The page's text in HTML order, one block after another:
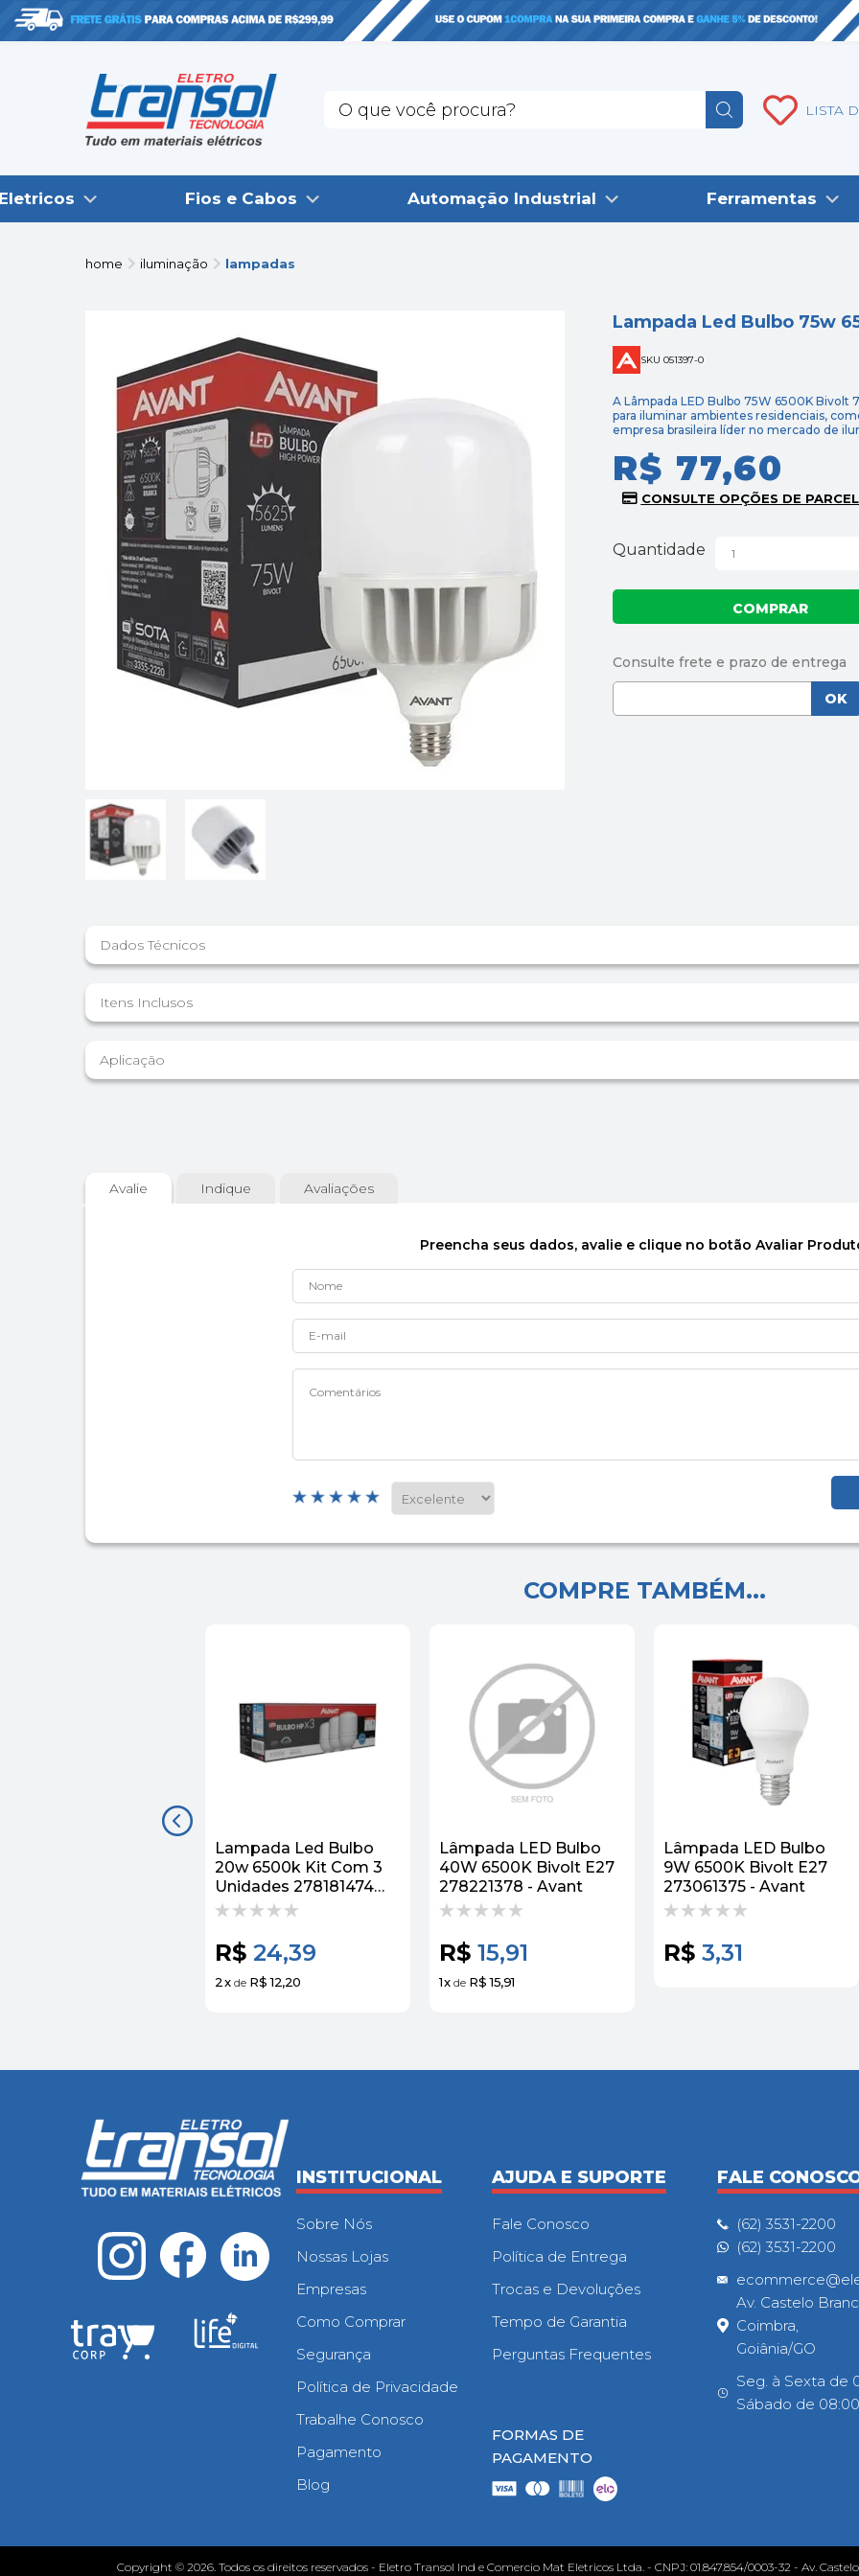
LISTA
Fios e Cabos Automação Industrial Ferramentas
home iluminação lampadas
Lampada Led Bulbo 75w
SKU 051397-0
A Lâmpada LED Bulbo 75W 6500K
para iluminar ambientes residenciais,
empresa brasileira líder no mercado de
R$ 77,60
Quantidade
Dados Técnicos
Itens Inclusos
Aplicação
Avalie Indique Avaliações
Preencha seus dados, avalie e clique no botão Avaliar
COMPRE TAMBÉM...
Lampada Led Bulbo
20w 6500k Kit Com 3
Unidades 278181474
Bivolt - Avant
R$ 24,39
2x de R$ 12,20
Lâmpada LED Bulbo
40W 6500K Bivolt E27
278221378 - Avant
R$ 15,91
1x de R$ 15,91
Lâmpada LED Bulbo
9W 6500K Bivolt E27
273061375 - Avant
R$ 3,31
INSTITUCIONAL
Sobre Nós
Nossas Lojas
Empresas
Como Comprar
Segurança
Política de Privacidade
Trabalhe Conosco
Pagamento
Blog
AJUDA E SUPORTE
Fale Conosco
Política de Entrega
Trocas e Devoluções
Tempo de Garantia
Perguntas Frequentes
FORMAS DE
PAGAMENTO
FALE
(62) 3531-2200
(62) 3531-2200
Av. Castelo
Coimbra,
Goiânia/GO
Seg. à Sexta de
Sábado de
Copyright © 2026. Todos os direitos reservados - Eletro Transol Ind e Comercio Mat Eletricos Ltda. - CNPJ: 01.847.854/0003-32 - Av.